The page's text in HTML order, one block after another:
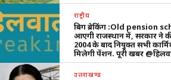
राष्ट्रीय
बिग ब्रेकिंग :Old pension
आएगी राजस्थान में, सरकार ने
2004 के बाद नियुक्त सभी
मिलेगी पेंशन. पूरी खबर
उत्तराखण्ड